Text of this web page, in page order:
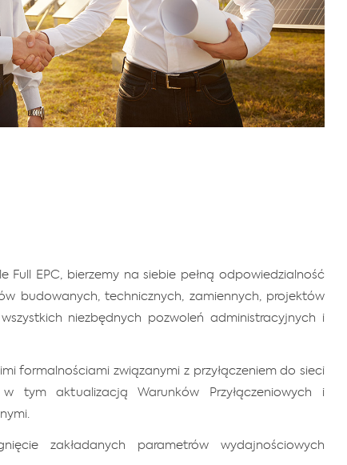
Full EPC, bierzemy na siebie pełną odpowiedzialność
budowanych, technicznych, zamiennych, projektów
niezbędnych pozwoleń administracyjnych i
formalnościami związanymi z przyłączeniem do sieci
w tym aktualizacją Warunków Przyłączeniowych i
zakładanych parametrów wydajnościowych